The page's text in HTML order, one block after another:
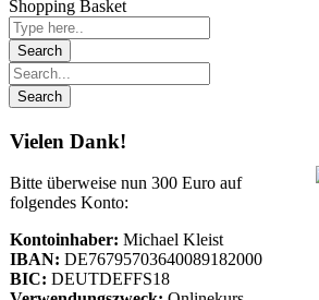
Shopping Basket
Vielen Dank!
Bitte überweise nun 300 Euro auf
folgendes Konto:
Kontoinhaber: Michael Kleist
IBAN: DE76795703640089182000
BIC: DEUTDEFFS18